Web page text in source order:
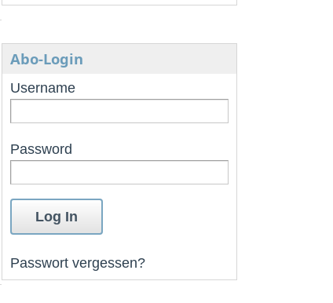
Abo-Login
Username
Password
Passwort vergessen?